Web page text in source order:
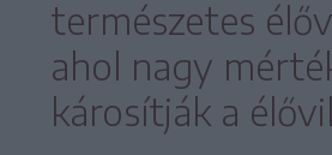
természetes
ahol nagy
károsítják a